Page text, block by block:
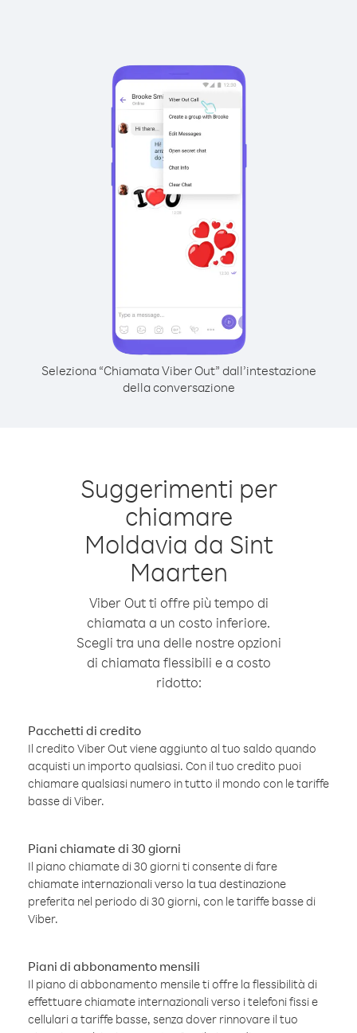
Seleziona “Chiamata Viber Out” dall’intestazione
della conversazione
Suggerimenti per
chiamare
Moldavia da Sint
Maarten
Viber Out ti offre più tempo di
chiamata a un costo inferiore.
Scegli tra una delle nostre opzioni
di chiamata flessibili e a costo
ridotto:
Pacchetti di credito
Il credito Viber Out viene aggiunto al tuo saldo quando
acquisti un importo qualsiasi. Con il tuo credito puoi
chiamare qualsiasi numero in tutto il mondo con le tariffe
basse di Viber.
Piani chiamate di 30 giorni
Il piano chiamate di 30 giorni ti consente di fare
chiamate internazionali verso la tua destinazione
preferita nel periodo di 30 giorni, con le tariffe basse di
Viber.
Piani di abbonamento mensili
Il piano di abbonamento mensile ti offre la flessibilità di
effettuare chiamate internazionali verso i telefoni fissi e
cellulari a tariffe basse, senza dover rinnovare il tuo